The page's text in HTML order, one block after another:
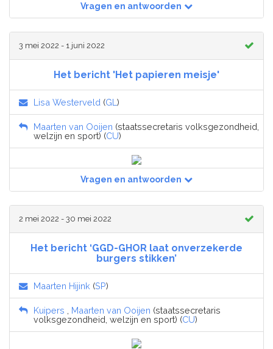
Vragen en antwoorden
3 mei 2022 - 1 juni 2022
Het bericht 'Het papieren meisje'
Lisa Westerveld (GL )
Maarten van Ooijen (staatssecretaris volksgezondheid,
welzijn en sport) (CU)
Vragen en antwoorden
2 mei 2022 - 30 mei 2022
Het bericht ‘GGD-GHOR laat onverzekerde
burgers stikken’
Maarten Hijink (SP)
Kuipers Maarten van Ooijen (staatssecretaris
volksgezondheid, welzijn en sport) (CU)